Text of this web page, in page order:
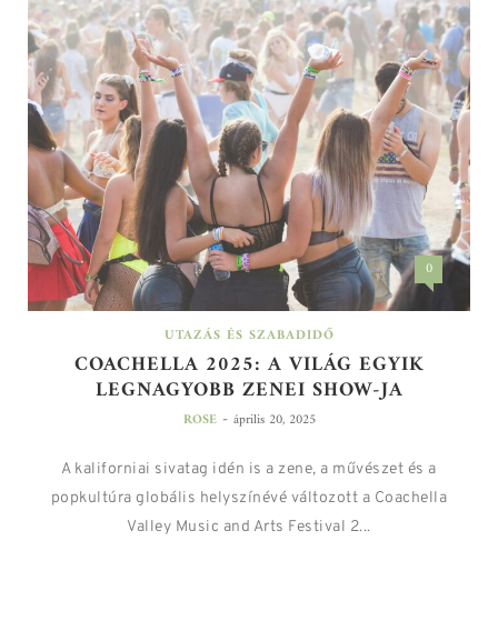
0
UTAZÁS ÉS SZABADIDŐ
COACHELLA 2025: A VILÁG EGYIK
LEGNAGYOBB ZENEI SHOW-JA
ROSE - április 20, 2025
A kaliforniai sivatag idén is a zene, a művészet és a
popkultúra globális helyszínévé változott a Coachella
Valley Music and Arts Festival 2...